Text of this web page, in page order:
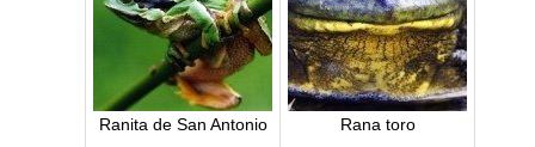
Ranita de San Antonio Rana toro